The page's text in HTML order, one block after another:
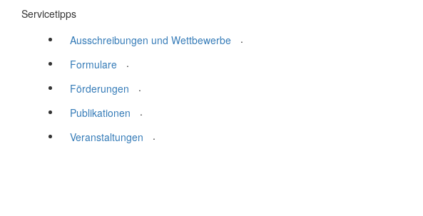
Servicetipps
Ausschreibungen und Wettbewerbe
.
Formulare
.
Förderungen
.
Publikationen
.
Veranstaltungen
.